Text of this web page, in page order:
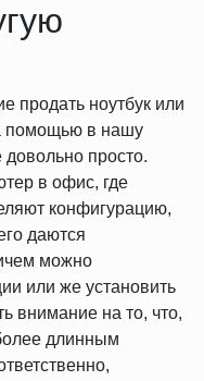
продать ноутбук или
помощью в нашу
просто.
в офис, где
конфигурацию,
даются
можно
или же установить
внимание на то, что,
длинным